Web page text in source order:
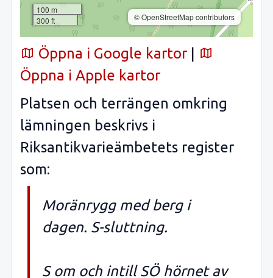
100 m
300 ft
© OpenStreetMap contributors
Öppna i Google kartor
Öppna i Apple kartor
Platsen och terrängen omkring
lämningen beskrivs i
Riksantikvarieämbetets register
som:
Moränrygg med berg i
dagen. S-sluttning.
S om och intill SÖ hörnet av